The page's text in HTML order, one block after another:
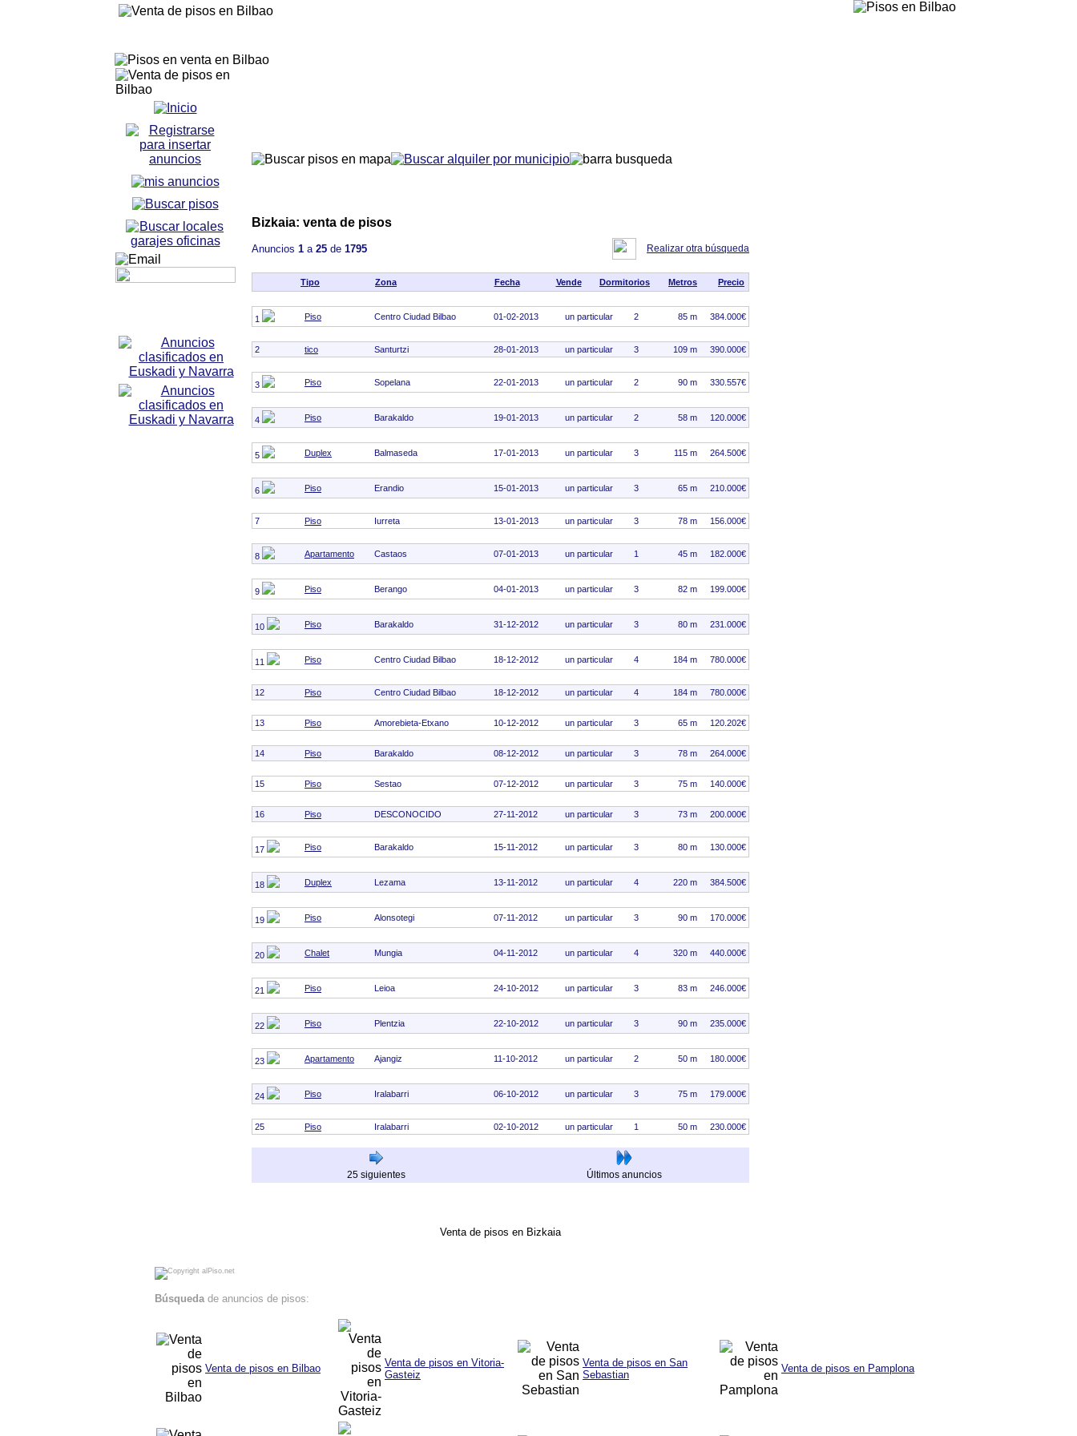
Bizkaia: venta de pisos
Anuncios 1 a 25 de 1795 Realizar otra búsqueda
Tipo Zona Fecha Vende Dormitorios Metros Precio
1 Piso Centro Ciudad Bilbao 01-02-2013 un particular 2 85 m 384.000€
2 tico Santurtzi 28-01-2013 un particular 3 109 m 390.000€
3 Piso Sopelana 22-01-2013 un particular 2 90 m 330.557€
4 Piso Barakaldo 19-01-2013 un particular 2 58 m 120.000€
5 Duplex Balmaseda 17-01-2013 un particular 3 115 m 264.500€
6 Piso Erandio 15-01-2013 un particular 3 65 m 210.000€
7 Piso Iurreta 13-01-2013 un particular 3 78 m 156.000€
8 Apartamento Castaos 07-01-2013 un particular 1 45 m 182.000€
9 Piso Berango 04-01-2013 un particular 3 82 m 199.000€
10 Piso Barakaldo 31-12-2012 un particular 3 80 m 231.000€
11 Piso Centro Ciudad Bilbao 18-12-2012 un particular 4 184 m 780.000€
12 Piso Centro Ciudad Bilbao 18-12-2012 un particular 4 184 m 780.000€
13 Piso Amorebieta-Etxano 10-12-2012 un particular 3 65 m 120.202€
14 Piso Barakaldo 08-12-2012 un particular 3 78 m 264.000€
15 Piso Sestao 07-12-2012 un particular 3 75 m 140.000€
16 Piso DESCONOCIDO 27-11-2012 un particular 3 73 m 200.000€
17 Piso Barakaldo 15-11-2012 un particular 3 80 m 130.000€
18 Duplex Lezama 13-11-2012 un particular 4 220 m 384.500€
19 Piso Alonsotegi 07-11-2012 un particular 3 90 m 170.000€
20 Chalet Mungia 04-11-2012 un particular 4 320 m 440.000€
21 Piso Leioa 24-10-2012 un particular 3 83 m 246.000€
22 Piso Plentzia 22-10-2012 un particular 3 90 m 235.000€
23 Apartamento Ajangiz 11-10-2012 un particular 2 50 m 180.000€
24 Piso Iralabarri 06-10-2012 un particular 3 75 m 179.000€
25 Piso Iralabarri 02-10-2012 un particular 1 50 m 230.000€
25 siguientes Últimos anuncios
Venta de pisos en Bizkaia
Búsquedade anuncios de pisos:
Venta de pisos en Bilbao
Venta de pisos en Vitoria-
Gasteiz
Venta de pisos en San
Sebastian
Venta de pisos en Pamplona